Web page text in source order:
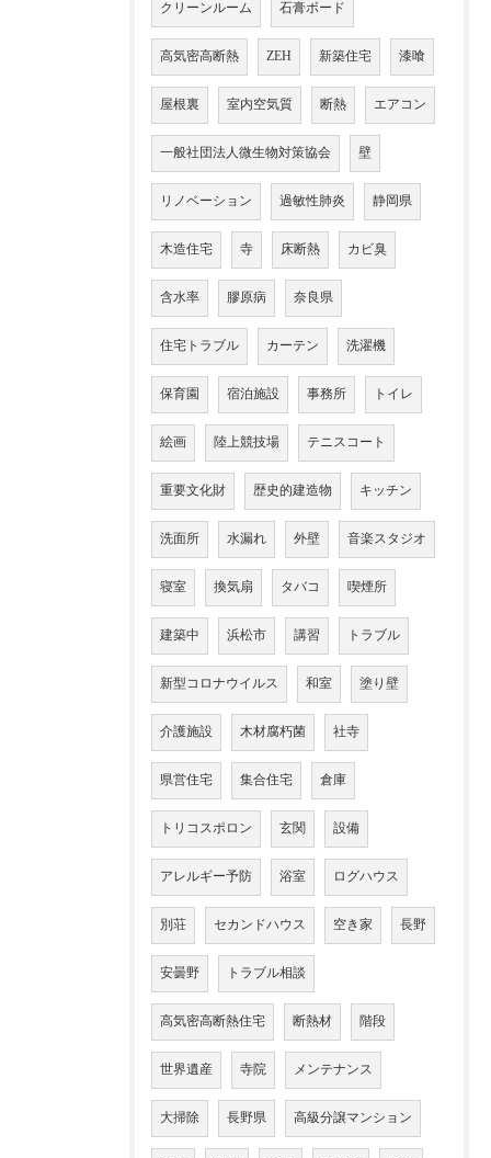
クリーンルーム 石膏ボード
高気密高断熱 ZEH 新築住宅 漆喰
屋根裏 室内空気質 断熱 エアコン
一般社団法人微生物対策協会 壁
リノベーション 過敏性肺炎 静岡県
木造住宅 寺 床断熱 カビ臭
含水率 膠原病 奈良県
住宅トラブル カーテン 洗濯機
保育園 宿泊施設 事務所 トイレ
絵画 陸上競技場 テニスコート
重要文化財 歴史的建造物 キッチン
洗面所 水漏れ 外壁 音楽スタジオ
寝室 換気扇 タバコ 喫煙所
建築中 浜松市 講習 トラブル
新型コロナウイルス 和室 塗り壁
介護施設 木材腐朽菌 社寺
県営住宅 集合住宅 倉庫
トリコスポロン 玄関 設備
アレルギー予防 浴室 ログハウス
別荘 セカンドハウス 空き家 長野
安曇野 トラブル相談
高気密高断熱住宅 断熱材 階段
世界遺産 寺院 メンテナンス
大掃除 長野県 高級分譲マンション